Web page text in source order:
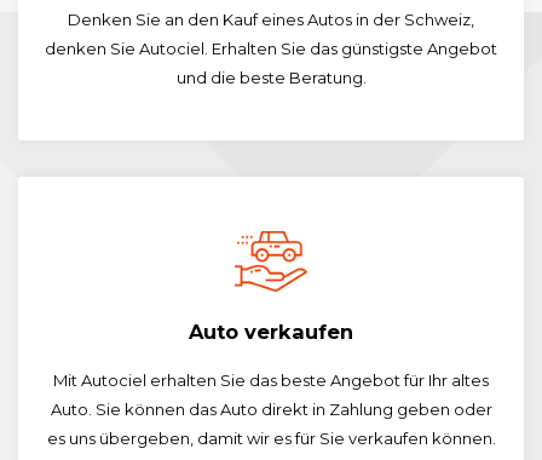
Denken Sie an den Kauf eines Autos in der Schweiz,
denken Sie Autociel. Erhalten Sie das günstigste Angebot
und die beste Beratung.
Auto verkaufen
Mit Autociel erhalten Sie das beste Angebot für Ihr altes
Auto. Sie können das Auto direkt in Zahlung geben oder
es uns übergeben, damit wir es für Sie verkaufen können.